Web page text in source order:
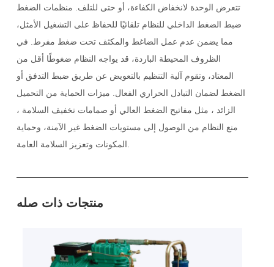
تتعرض الوحدة لانخفاض الكفاءة، أو حتى للتلف. منظمات الضغط
ضبط الضغط الداخلي للنظام تلقائيًا للحفاظ على التشغيل الأمثل،
مما يضمن عدم عمل الضاغط والمكثف تحت ضغط مفرط. في
الظروف المحيطة الباردة، قد يواجه النظام ضغوطًا أقل من
المعتاد، وتقوم آلية التنظيم بالتعويض عن طريق ضبط التدفق أو
الضغط لضمان التبادل الحراري الفعال. ميزات الحماية من التحميل
الزائد ، مثل مفاتيح الضغط العالي أو صمامات تخفيف السلامة ،
منع النظام من الوصول إلى مستويات الضغط غير الآمنة، وحماية
منتجات ذات صله